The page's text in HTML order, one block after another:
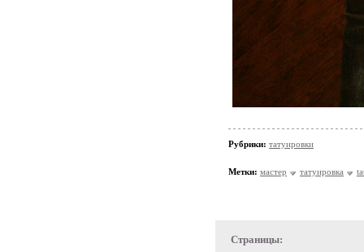
Рубрики: татуировки
Метки: мастер татуировка
Страницы: